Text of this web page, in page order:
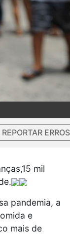
REPORTAR ERROS
mil
pandemia, a
e
mais de